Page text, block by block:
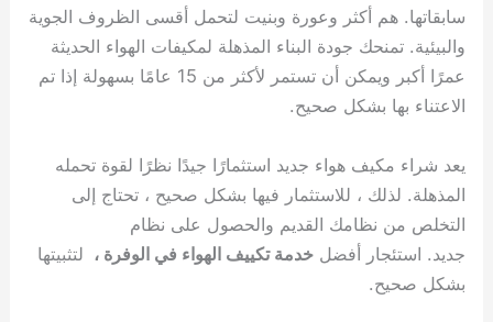
سابقاتها. هم أكثر وعورة وبنيت لتحمل أقسى الظروف الجوية
والبيئية. تمنحك جودة البناء المذهلة لمكيفات الهواء الحديثة
عمرًا أكبر ويمكن أن تستمر لأكثر من 15 عامًا بسهولة إذا تم
الاعتناء بها بشكل صحيح.
يعد شراء مكيف هواء جديد استثمارًا جيدًا نظرًا لقوة تحمله
المذهلة. لذلك ، للاستثمار فيها بشكل صحيح ، تحتاج إلى
التخلص من نظامك القديم والحصول على نظام
جديد. استئجار أفضلخدمة تكييف الهواء في الوفرة ، لتثبيتها
بشكل صحيح.